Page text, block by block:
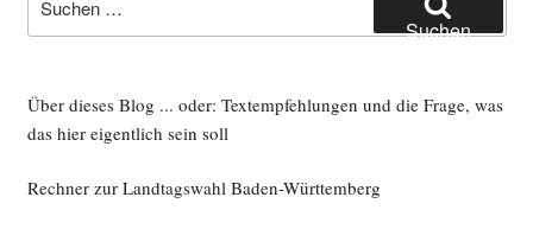
nach:
Suchen
Über dieses Blog ... oder: Textempfehlungen und die Frage, was
das hier eigentlich sein soll
Rechner zur Landtagswahl Baden-Württemberg